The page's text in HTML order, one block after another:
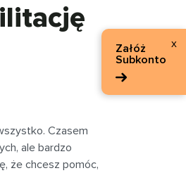
Załóż
Subkonto
x
Czasem
ale bardzo
że chcesz pomóc,